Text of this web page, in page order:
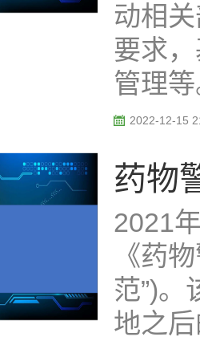
动相
要求
管理
2022-12-15
药物
2021
《药
范”)。
地之